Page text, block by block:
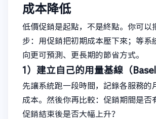
成本降低
低價促銷是起點，不是終點。你可以
步：用促銷把初期成本壓下來；等系
向更可預測、更長期的節省方式。
1）建立自己的用量基線（
先讓系統跑一段時間，記錄各服務的
成本。然後你再比較：促銷期間是否
促銷結束後是否大幅上升？